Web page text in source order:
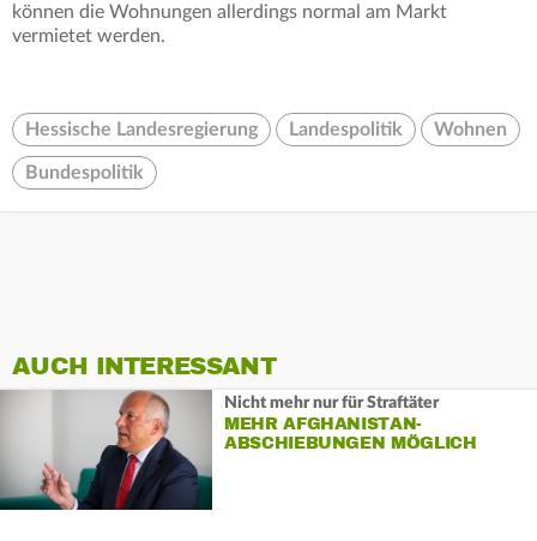
können die Wohnungen allerdings normal am Markt
vermietet werden.
Hessische Landesregierung Landespolitik Wohnen
Bundespolitik
AUCH INTERESSANT
Nicht mehr nur für Straftäter
MEHR AFGHANISTAN-
ABSCHIEBUNGEN MÖGLICH